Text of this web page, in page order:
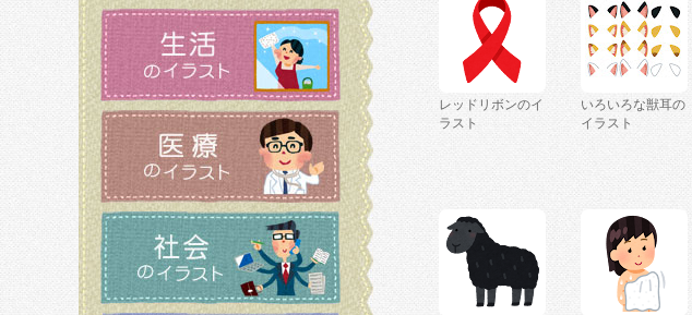
レッドリボンのイ
ラスト
いろいろな獣耳の
イラスト